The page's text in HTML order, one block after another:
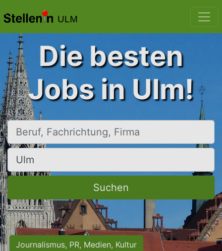
ULM
Die besten
Jobs in Ulm!
Beruf, Fachrichtung, Firma
Ort, Stadt
Suchen
Journalismus, PR, Medien, Kultur